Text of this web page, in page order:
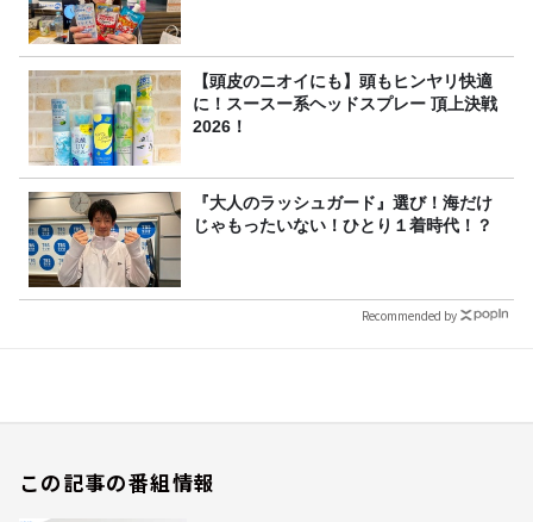
【頭皮のニオイにも】頭もヒンヤリ快適
に！スースー系ヘッドスプレー 頂上決戦
2026！
『大人のラッシュガード』選び！海だけ
じゃもったいない！ひとり１着時代！？
Recommended by
この記事の番組情報